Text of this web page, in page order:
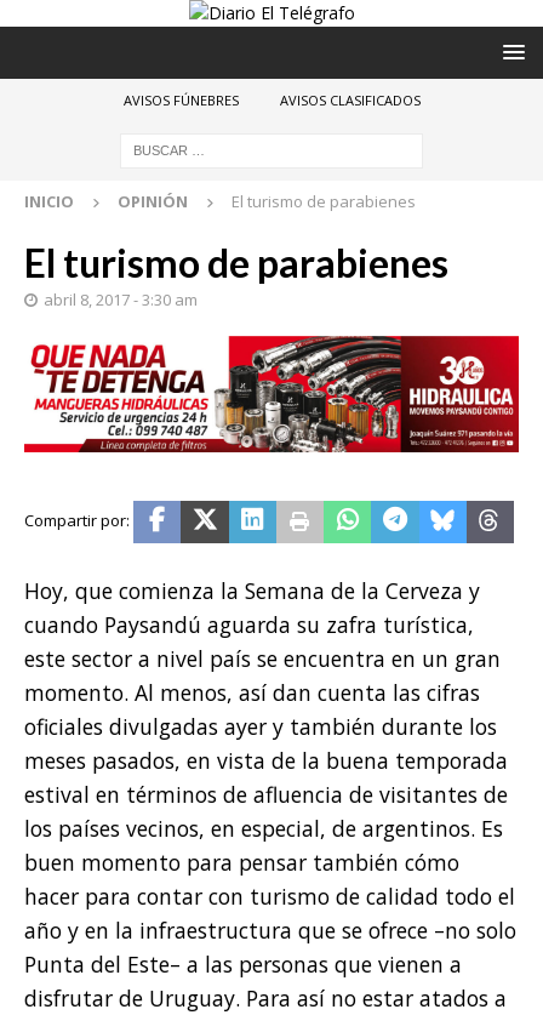
AVISOS FÚNEBRES AVISOS CLASIFICADOS
INICIO OPINIÓN El turismo de parabienes
El turismo de parabienes
abril 8, 2017 - 3:30 am
Hoy, que comienza la Semana de la Cerveza y
cuando Paysandú aguarda su zafra turística,
este sector a nivel país se encuentra en un gran
momento. Al menos, así dan cuenta las cifras
oficiales divulgadas ayer y también durante los
meses pasados, en vista de la buena temporada
estival en términos de afluencia de visitantes de
los países vecinos, en especial, de argentinos. Es
buen momento para pensar también cómo
hacer para contar con turismo de calidad todo el
año y en la infraestructura que se ofrece –no solo
Punta del Este– a las personas que vienen a
disfrutar de Uruguay. Para así no estar atados a